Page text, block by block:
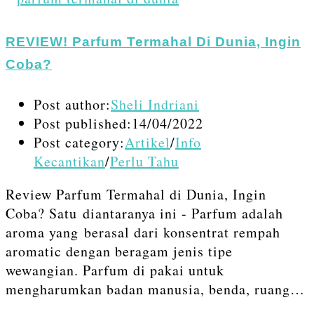
REVIEW! Parfum Termahal Di Dunia, Ingin
Coba?
Post author:Sheli Indriani
Post published:14/04/2022
Post category:Artikel/Info
Kecantikan/Perlu Tahu
Review Parfum Termahal di Dunia, Ingin
Coba? Satu diantaranya ini - Parfum adalah
aroma yang berasal dari konsentrat rempah
aromatic dengan beragam jenis tipe
wewangian. Parfum di pakai untuk
mengharumkan badan manusia, benda, ruang…